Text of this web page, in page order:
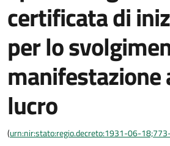
certificata di
per lo
manifestazione
lucro
(urn:nir:stato:regio.decreto:1931-06-